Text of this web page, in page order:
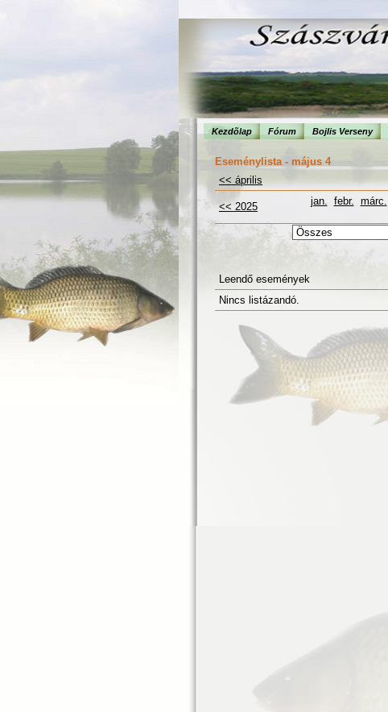
Kezdõlap Fórum Bojlis Verseny
Eseménylista - május 4
<< április
<< 2025 jan. febr. márc.
Leendő események
Nincs listázandó.